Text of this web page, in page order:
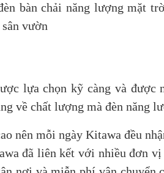
bàn chải năng lượng mặt
vườn
lựa chọn kỹ càng và được
về chất lượng mà đèn năng
nên mỗi ngày Kitawa đều
đã liên kết với nhiều đơn vị